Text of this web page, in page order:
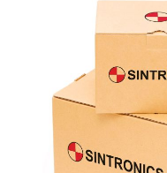
módulos antiguos a un
de módulos